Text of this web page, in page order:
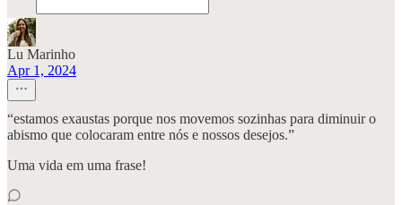
Lu Marinho
Apr 1, 2024
“estamos exaustas porque nos movemos sozinhas para diminuir o
abismo que colocaram entre nós e nossos desejos.”
Uma vida em uma frase!